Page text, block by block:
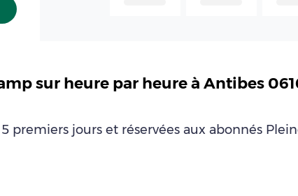
sur heure par heure à Antibes
premiers jours et réservées aux abonnés